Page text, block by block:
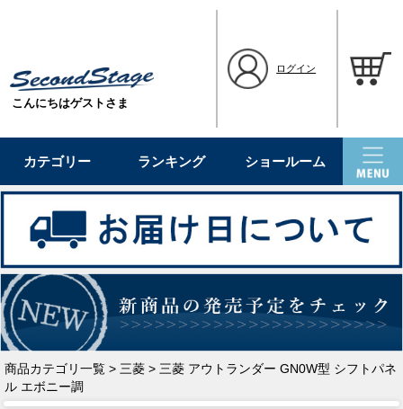
こんにちはゲストさま
ログイン
カテゴリー ランキング ショールーム
商品カテゴリ一覧 > 三菱 > 三菱 アウトランダー GN0W型 シフトパネ
ル エボニー調